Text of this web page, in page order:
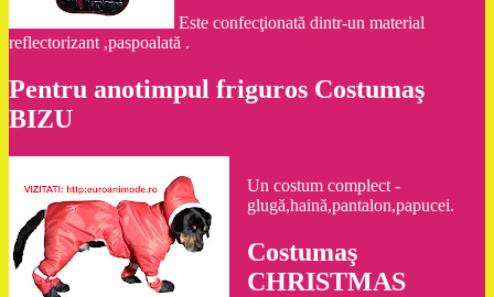
Este confecţionată dintr-un material
reflectorizant ,paspoalată .
Pentru anotimpul friguros Costumaş
BIZU
Un costum complect -
glugă,haină,pantalon,papucei.
Costumaş
CHRISTMAS